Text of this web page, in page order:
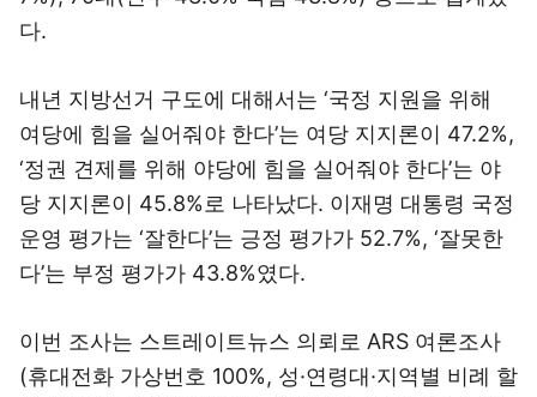
다.
내년 지방선거 구도에 대해서는 ‘국정 지원을 위해
여당에 힘을 실어줘야 한다’는 여당 지지론이 47.2%,
‘정권 견제를 위해 야당에 힘을 실어줘야 한다’는 야
당 지지론이 45.8%로 나타났다. 이재명 대통령 국정
운영 평가는 ‘잘한다’는 긍정 평가가 52.7%, ‘잘못한
다’는 부정 평가가 43.8%였다.
이번 조사는 스트레이트뉴스 의뢰로 ARS 여론조사
(휴대전화 가상번호 100%, 성·연령대·지역별 비례 할